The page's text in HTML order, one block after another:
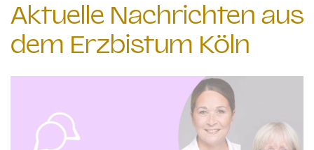
Aktuelle Nachrichten aus
dem Erzbistum Köln